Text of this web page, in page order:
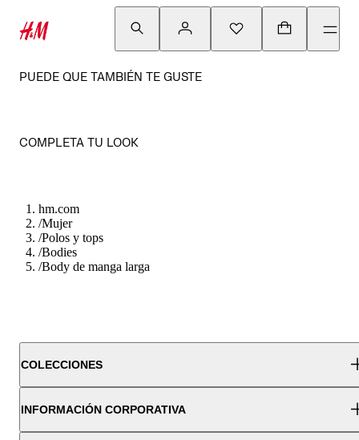
PUEDE QUE TAMBIÉN TE GUSTE
COMPLETA TU LOOK
hm.com
/Mujer
/Polos y tops
/Bodies
/Body de manga larga
COLECCIONES
INFORMACIÓN CORPORATIVA